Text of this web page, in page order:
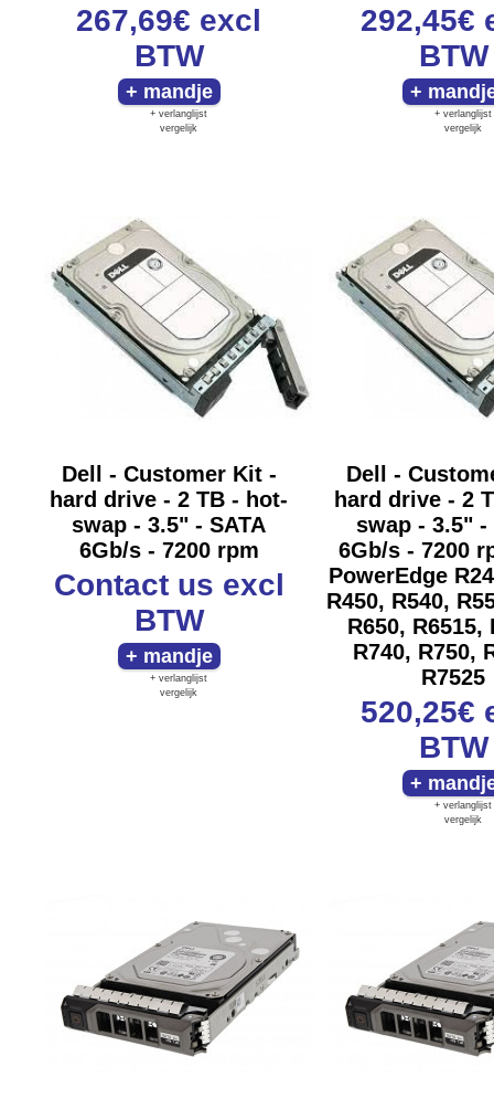
267,69€ excl
BTW
+ verlanglijst
vergelijk
292,45€
BTW
+ verlanglijst
vergelijk
Dell - Customer Kit -
hard drive - 2 TB - hot-
swap - 3.5" - SATA
6Gb/s - 7200 rpm
Contact us excl
BTW
+ verlanglijst
vergelijk
Dell -
hard drive - 2
swap - 3.5" -
6Gb/s - 7200
PowerEdge
R450, R540,
R650, R6515,
R740, R750,
R7525
520,25€
BTW
+ verlanglijst
vergelijk